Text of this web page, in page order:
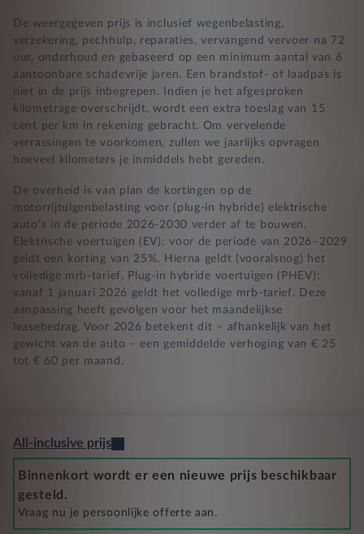
De weergegeven prijs is inclusief wegenbelasting,
verzekering, pechhulp, reparaties, vervangend vervoer na 72
uur, onderhoud en gebaseerd op een minimum aantal van 6
aantoonbare schadevrije jaren. Een brandstof- of laadpas is
niet in de prijs inbegrepen. Indien je het afgesproken
kilometrage overschrijdt, wordt een extra toeslag van 15
cent per km in rekening gebracht. Om vervelende
verrassingen te voorkomen, zullen we jaarlijks opvragen
hoeveel kilometers je inmiddels hebt gereden.
De overheid is van plan de kortingen op de
motorrijtuigenbelasting voor (plug-in hybride) elektrische
auto’s in de periode 2026-2030 verder af te bouwen.
Elektrische voertuigen (EV): voor de periode van 2026–2029
geldt een korting van 25%. Hierna geldt (vooralsnog) het
volledige mrb-tarief. Plug-in hybride voertuigen (PHEV):
vanaf 1 januari 2026 geldt het volledige mrb-tarief. Deze
aanpassing heeft gevolgen voor het maandelijkse
leasebedrag. Voor 2026 betekent dit – afhankelijk van het
gewicht van de auto – een gemiddelde verhoging van € 25
tot € 60 per maand.
All-inclusive prijs
Binnenkort wordt er een nieuwe prijs beschikbaar
gesteld.
Vraag nu je persoonlijke offerte aan.